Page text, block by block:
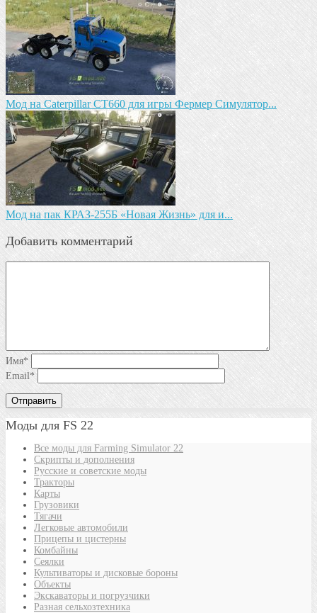
Мод на Caterpillar CT660 для игры Фермер Симулятор...
Мод на пак КРАЗ-255Б «Новая Жизнь» для и...
Добавить комментарий
Имя*
Email*
Моды для FS 22
Все моды для Farming Simulator 22
Скрипты и дополнения
Русские и советские моды
Тракторы
Карты
Грузовики
Тягачи
Легковые автомобили
Прицепы и цистерны
Комбайны
Сеялки
Культиваторы и дисковые бороны
Объекты
Экскаваторы и погрузчики
Разная сельхозтехника